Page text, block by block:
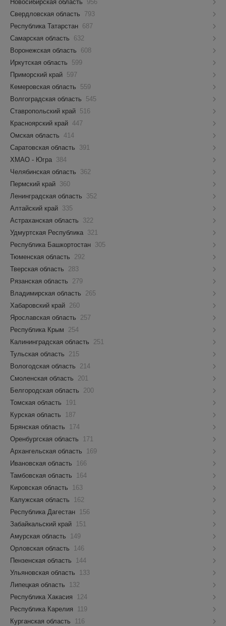
Новосибирская область
956
Свердловская область
793
Республика Татарстан 687
Самарская область
632
Воронежская область
608
Иркутская область
599
Приморский край 597
Кемеровская область
559
Волгоградская область
545
Ставропольский край 516
Красноярский край 447
Омская область 414
Саратовская область
391
ХМАО - Югра 384
Челябинская область
362
Пермский край 360
Ленинградская область
352
Алтайский край 335
Астраханская область
322
Удмуртская Республика 321
Республика Башкортостан 305
Тюменская область
292
Тверская область
283
Рязанская область
279
Владимирская область
265
Хабаровский край 260
Ярославская область
257
Республика Крым
254
Калининградская область
251
Тульская область
215
Вологодская область
214
Смоленская область
201
Белгородская область
200
Томская область
191
Курская область
187
Брянская область
174
Оренбургская область
171
Архангельская область
169
Ивановская область
166
Тамбовская область
164
Кировская область
163
Калужская область
162
Республика Дагестан 156
Забайкальский край 151
Амурская область
149
Орловская область
146
Пензенская область
144
Ульяновская область
133
Липецкая область
132
Республика Хакасия
124
Республика Карелия
119
Курганская область
116